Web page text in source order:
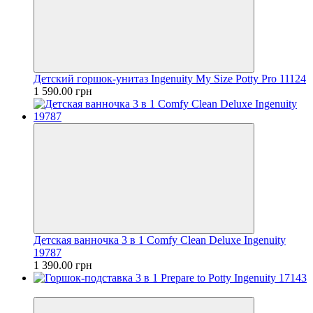
Детский горшок-унитаз Ingenuity My Size Potty Pro 11124
1 590.00 грн
Детская ванночка 3 в 1 Comfy Clean Deluxe Ingenuity
19787
1 390.00 грн